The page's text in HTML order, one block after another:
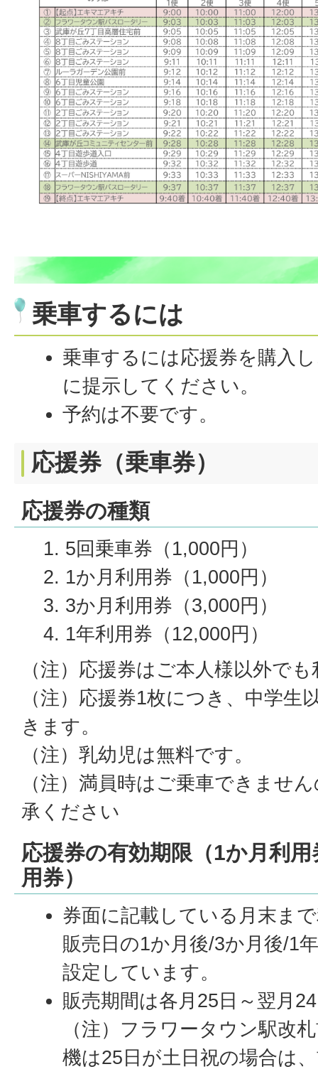
乗車するには
乗車するには応援券を購入
に提示してください。
予約は不要です。
応援券（乗車券）
応援券の種類
5回乗車券（1,000円）
1か月利用券（1,000円）
3か月利用券（3,000円）
1年利用券（12,000円）
（注）応援券はご本人様以外で
（注）応援券1枚につき、中学生
きます。
（注）乳幼児は無料です。
（注）満員時はご乗車できませ
承ください
応援券の有効期限（1か月利
用券）
券面に記載している月末ま
販売日の1か月後/3か月後/1
設定しています。
販売期間は各月25日～翌月
（注）フラワータウン駅改
機は25日が土日祝の場合は